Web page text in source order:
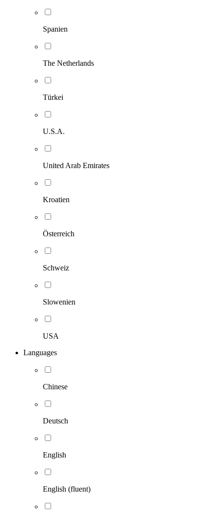
Spanien
The Netherlands
Türkei
U.S.A.
United Arab Emirates
Kroatien
Österreich
Schweiz
Slowenien
USA
Languages
Chinese
Deutsch
English
English (fluent)